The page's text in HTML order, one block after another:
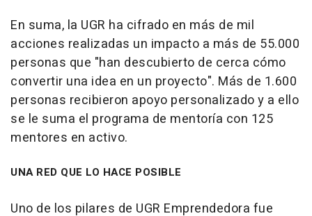
En suma, la UGR ha cifrado en más de mil
acciones realizadas un impacto a más de 55.000
personas que "han descubierto de cerca cómo
convertir una idea en un proyecto". Más de 1.600
personas recibieron apoyo personalizado y a ello
se le suma el programa de mentoría con 125
mentores en activo.
UNA RED QUE LO HACE POSIBLE
Uno de los pilares de UGR Emprendedora fue